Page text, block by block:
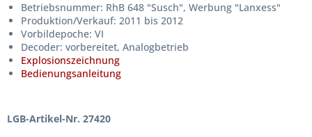
Betriebsnummer: RhB 648 "Susch", Werbung "Lanxess"
Produktion/Verkauf: 2011 bis 2012
Vorbildepoche: VI
Decoder: vorbereitet, Analogbetrieb
Explosionszeichnung
Bedienungsanleitung
LGB-Artikel-Nr. 27420